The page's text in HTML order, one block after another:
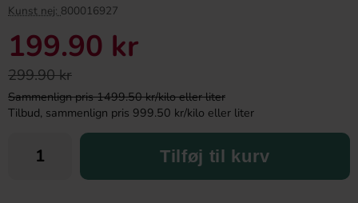
Kunst nej: 800016927
199.90 kr
299.90 kr
Sammenlign pris 1499.50 kr/kilo eller liter
Tilbud, sammenlign pris 999.50 kr/kilo eller liter
Tilføj til kurv